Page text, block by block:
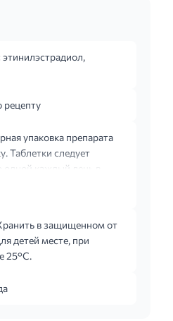
этинилэстрадиол,
рецепту
упаковка препарата
Таблетки следует
одной каждый день в
в одно и то же время,
недели, указанный на
Прием таблеток из
после 7-
в защищенном от
детей месте, при
25°С.